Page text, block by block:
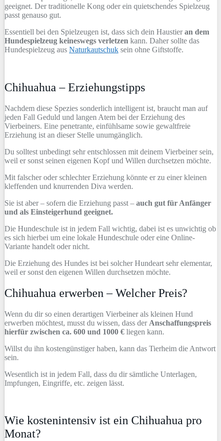
geeignet. Der traditionelle Kong oder ein quietschendes Spielzeug
passt genauso gut.
Essentiell bei den Spielzeugen ist, dass sich dein Haustieran dem
Hundespielzeug keineswegs verletzen kann. Daher sollte das
Hundespielzeug aus Naturkautschuk sein ohne Giftstoffe.
Chihuahua – Erziehungstipps
Nachdem diese Spezies sonderlich intelligent ist, braucht man auf
jeden Fall Geduld und langen Atem bei der Erziehung des
Vierbeiners. Eine penetrante, einfühlsame sowie gewaltfreie
Erziehung ist an dieser Stelle unumgänglich.
Du solltest unbedingt sehr entschlossen mit deinem Vierbeiner sein,
weil er sonst seinen eigenen Kopf und Willen durchsetzen möchte.
Mit falscher oder schlechter Erziehung könnte er zu einer kleinen
kleffenden und knurrenden Diva werden.
Sie ist aber – sofern die Erziehung passt – auch gut für Anfänger
und als Einsteigerhund geeignet.
Die Hundeschule ist in jedem Fall wichtig, dabei ist es unwichtig ob
es sich hierbei um eine lokale Hundeschule oder eine Online-
Variante handelt oder nicht.
Die Erziehung des Hundes ist bei solcher Hundeart sehr elementar,
weil er sonst den eigenen Willen durchsetzen möchte.
Chihuahua erwerben – Welcher Preis?
Wenn du dir so einen derartigen Vierbeiner als kleinen Hund
erwerben möchtest, musst du wissen, dass der Anschaffungspreis
hierfür zwischen ca. 600 und 1000 € liegen kann.
Willst du ihn kostengünstiger haben, kann das Tierheim die Antwort
sein.
Wesentlich ist in jedem Fall, dass du dir sämtliche Unterlagen,
Impfungen, Eingriffe, etc. zeigen lässt.
Wie kostenintensiv ist ein Chihuahua pro
Monat?